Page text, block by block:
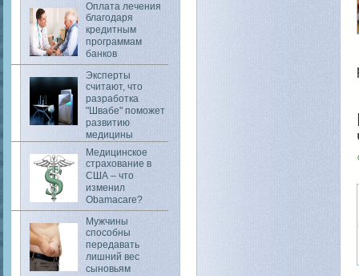
Оплата лечения
благодаря
кредитным
программам
банков
Эксперты
считают, что
разработка
"Швабе" поможет
развитию
медицины
Медицинское
страхование в
США – что
изменил
Obamacare?
Мужчины
способны
передавать
лишний вес
сыновьям